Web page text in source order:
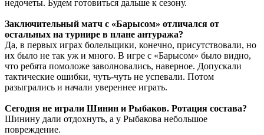
недочеты. Будем готовиться дальше к сезону.
Заключительный матч с «Барысом» отличался от
остальных на турнире в плане антуража?
Да, в первых играх болельщики, конечно, присутствовали, но
их было не так уж и много. В игре с «Барысом» было видно,
что ребята помоложе заволновались, наверное. Допускали
тактические ошибки, чуть-чуть не успевали. Потом
разыгрались и начали увереннее играть.
Сегодня не играли Шинин и Рыбаков. Ротация состава?
Шинину дали отдохнуть, а у Рыбакова небольшое
повреждение.